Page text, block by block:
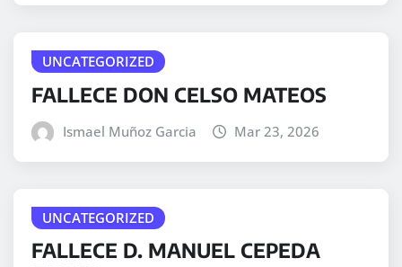
UNCATEGORIZED
FALLECE DON CELSO MATEOS
Ismael Muñoz Garcia Mar 23, 2026
UNCATEGORIZED
FALLECE D. MANUEL CEPEDA